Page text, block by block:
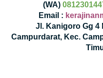
(WA)
Email :
Jl. Kanigoro Gg 4
Campurdarat, Kec.